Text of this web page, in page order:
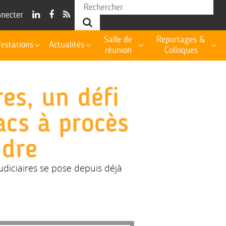
Actualités
Salle de
réunion
Reportages &
Colloques
un défi
à procès
se pose depuis déjà